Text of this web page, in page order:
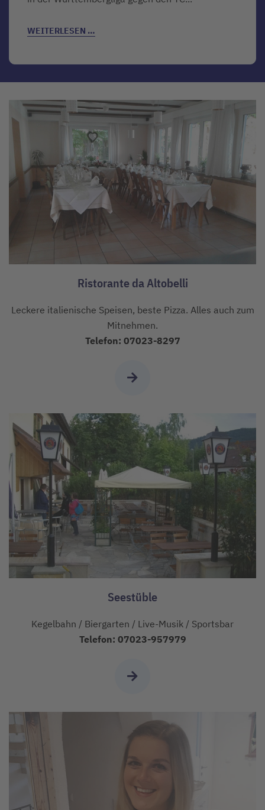
WEITERLESEN …
Ristorante da Altobelli
Leckere italienische Speisen, beste Pizza. Alles auch zum
Mitnehmen.
Telefon: 07023-8297
Seestüble
Kegelbahn / Biergarten / Live-Musik / Sportsbar
Telefon: 07023-957979